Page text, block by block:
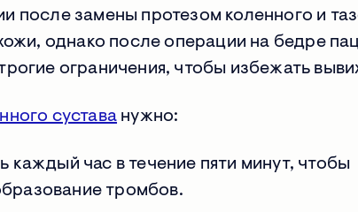
после замены протезом коленного и
однако после операции на бедре
ограничения, чтобы избежать
сустава нужно:
каждый час в течение пяти минут, чтобы
тромбов.